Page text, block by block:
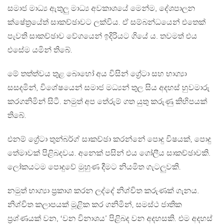
සමාජ මාධ්‍ය ඇතුලු මාධ්‍ය අවකාශයේ මෙන්ම, දේශපාලන
ක්ෂේත්‍රයේත් සාකච්ඡාවට ලක්විය. ඒ සම්බන්ධයෙන් එතෙක්
පැවති සාකච්ඡාව වේගයෙන් ඉදිරියට ගියේ ය. තවමත් එය
එසේම යමින් තිබේ.
මේ තත්ත්වය තුළ බොහෝ අය විසින් ග්‍රේටා සහ භාග්‍යා
සසදමින්, විශේෂයෙන් සමාජ මධ්‍යන් තුල සිය අදහස් හුවමාරු
කරගනිමින් සිටී. නමුත් අප තේරුම් ගත යුතු කරුණු කිහිපයක්
තිබේ.
එනම් ග්‍රේටා තුන්බර්ග් සාකච්ඡා කරන්නේ පොදු විෂයක්, පොදු
තේමාවක් පිළිබදවය. අනෙක් පසින් එය ගෝලීය සාකච්ඡාවකි.
ලෝකයටම පොදුවේ මුහුණ දීමට නියමිත ගැටලුවකි.
නමුත් භාග්‍යා ප්‍රකාශ කරන ලද්දේ නිශ්චිත කරුණක් ගැනය.
නිශ්චිත කලාපයක් මූළික කර ගනිමින්, සමස්ථ ජාතික
ප්‍රශ්ණයක් වන, ‘වන විනාශය’ පිළිබද වන අදහසකි. එම අදහස්